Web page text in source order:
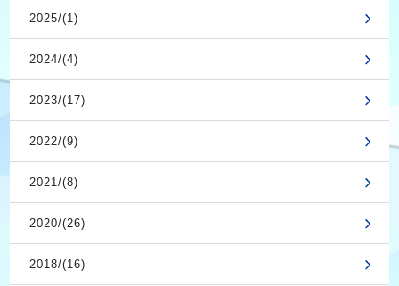
2025/(1)
2024/(4)
2023/(17)
2022/(9)
2021/(8)
2020/(26)
2018/(16)